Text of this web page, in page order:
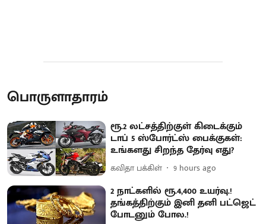
பொருளாதாரம்
ரூ.2 லட்சத்திற்குள் கிடைக்கும்
டாப் 5 ஸ்போர்ட்ஸ் பைக்குகள்:
உங்களது சிறந்த தேர்வு எது?
கவிதா பக்கிள் 9 hours ago
2 நாட்களில் ரூ.4,400 உயர்வு.!
தங்கத்திற்கும் இனி தனி பட்ஜெட்
போடனும் போல.!